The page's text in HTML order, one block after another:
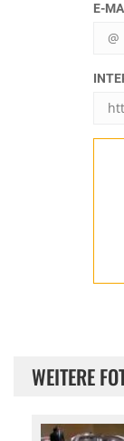
E-
WEITERE